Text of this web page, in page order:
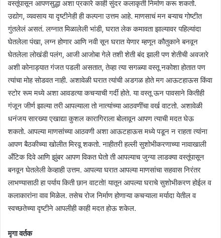
वस्तूंपासून आपणसुद्धा अशा प्रकारे काही सुंदर कलाकृती निर्माण करू शकतो.
उद्योग, व्यवसाय या दृष्टीनेही ही कल्पना उत्तम आहे. माणसाचं मन बऱ्याच गोष्टीत
गुंतलेलं असतं. लग्नात मिळालेली भांडी, घरात लेक कमावता झाल्यावर पहिल्यांदा
घेतलेला पंखा, लग्न होणार आणि नवी सून घरात येणार म्हणून कौतुकाने बनवून
घेतलेला लोखंडी पलंग, आजी आजोबा गेले तशी शेती बंद झाली पण शेतीची अवजारे
अशी कोनाड्यात गंजत पडली असतात, तेव्हा त्या सगळ्या वस्तू नकोशा होतात पण
त्यांचा मोह सोडवत नाही. अशावेळी घरात त्यांची अडगळ होते मग आऊटहाऊस किंवा
स्टोर रूम मध्ये अशा आवडत्या कचऱ्याची गर्दी होते. या वस्तू ऊन पावसाने कितीही
गंजून जीर्ण झाल्या तरी आपल्याला तो नात्यांच्या आठवणींचा वर्ख वाटतो. अशावेळी
धनंजय सारख्या एखाद्या कुशल कारागिराला बोलावून आपण त्याची मदत घेऊ
शकतो. आपल्या माणसांच्या आठवणी अशा आऊटहाऊस मध्ये पडून न राहता त्यांना
आपण बैठकीच्या खोलीत मिरवू शकतो. नाहीतरी हल्ली सुशोभीकरणाच्या नावाखाली
अँटिक दिवे आणि झुंबर आपण विकत घेतो ती आपल्याच जुन्या लाडक्या वस्तूंपासून
बनवून घेतलेली केव्हाही उत्तम. आपल्या घरात आपल्या माणसांचा सहवास निरंतर
लाभण्यासाठी हा पर्याय किती छान वाटतो! यातून आपल्या घराचे सुशोभीकरण होईल व
कलाकारांना वाव मिळेल. तसेच रोज निर्माण होणाऱ्या कचऱ्याला मर्यादा येतील व
स्वच्छतेच्या दृष्टीने आपलीही काही मदत होऊ शकेल.
मृगा वर्तक